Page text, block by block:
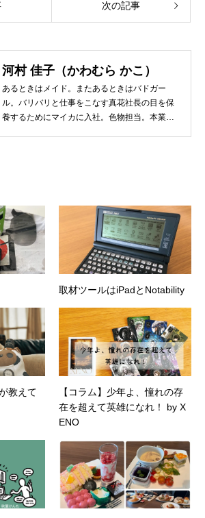
次の記事
河村 佳子（かわむら かこ）
あるときはメイド。またあるときはバドガー
ル。バリバリと仕事をこなす真花社長の目を保
養するためにマイカに入社。色物担当。本業は
べく上京。設立して間もない会社に携わること
が多かったので、総務的な社内整備を得意とす
る。●連絡先 メール：kako@office-mica.com
取材ツールはiPadとNotability
教えて
【コラム】少年よ、憧れの存
在を超えて英雄になれ！ by X
ENO